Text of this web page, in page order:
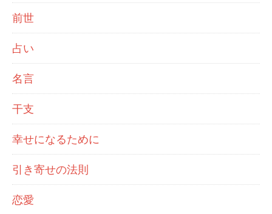
前世
占い
名言
干支
幸せになるために
引き寄せの法則
恋愛